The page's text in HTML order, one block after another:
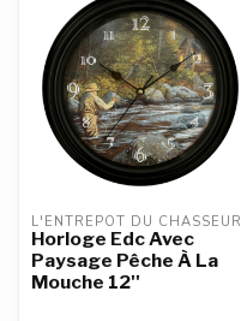
L'ENTREPÔT DU CHASSEUR
Horloge Edc Avec
Paysage Pêche À La
Mouche 12''